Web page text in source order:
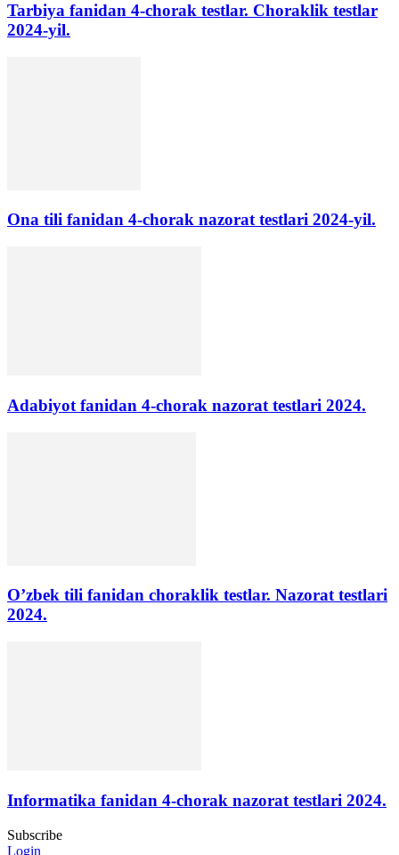
Tarbiya fanidan 4-chorak testlar. Choraklik testlar
2024-yil.
Ona tili fanidan 4-chorak nazorat testlari 2024-yil.
Adabiyot fanidan 4-chorak nazorat testlari 2024.
O’zbek tili fanidan choraklik testlar. Nazorat testlari
2024.
Informatika fanidan 4-chorak nazorat testlari 2024.
Subscribe
Login